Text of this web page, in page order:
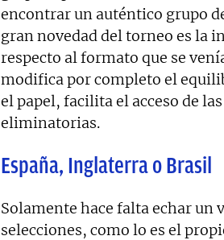
encontrar un auténtico grupo
gran novedad del torneo es la
respecto al formato que se
modifica por completo el
el papel, facilita el acceso de
eliminatorias.
España, Inglaterra o Brasil
Solamente hace falta echar un
selecciones, como lo es el